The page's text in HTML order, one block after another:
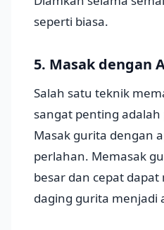
seperti biasa.
5. Masak dengan
Salah satu teknik
sangat penting
Masak gurita dengan
perlahan. Memasak
besar dan cepat
daging gurita menjadi